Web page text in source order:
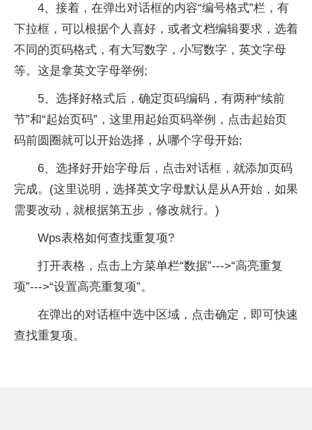
4、接着，在弹出对话框的内容“编号格式”栏，有
下拉框，可以根据个人喜好，或者文档编辑要求，选着
不同的页码格式，有大写数字，小写数字，英文字母
等。这是拿英文字母举例;
5、选择好格式后，确定页码编码，有两种“续前
节”和“起始页码”，这里用起始页码举例，点击起始页
码前圆圈就可以开始选择，从哪个字母开始;
6、选择好开始字母后，点击对话框，就添加页码
完成。(这里说明，选择英文字母默认是从A开始，如果
需要改动，就根据第五步，修改就行。)
Wps表格如何查找重复项?
打开表格，点击上方菜单栏“数据”--->“高亮重复
项”--->“设置高亮重复项”。
在弹出的对话框中选中区域，点击确定，即可快速
查找重复项。